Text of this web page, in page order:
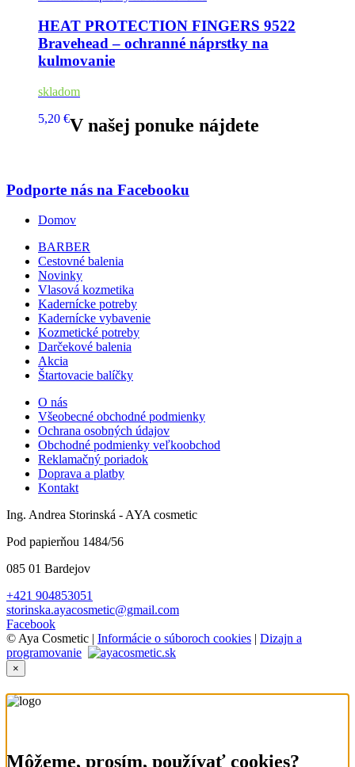
HEAT PROTECTION FINGERS 9522
Bravehead – ochranné náprstky na
kulmovanie
skladom
5,20 €V našej ponuke nájdete
Podporte nás na Facebooku
Domov
BARBER
Cestovné balenia
Novinky
Vlasová kozmetika
Kadernícke potreby
Kadernícke vybavenie
Kozmetické potreby
Darčekové balenia
Akcia
Štartovacie balíčky
O nás
Všeobecné obchodné podmienky
Ochrana osobných údajov
Obchodné podmienky veľkoobchod
Reklamačný poriadok
Doprava a platby
Kontakt
Ing. Andrea Storinská - AYA cosmetic
Pod papierňou 1484/56
085 01 Bardejov
+421 904853051
storinska.ayacosmetic@gmail.com
Facebook
© Aya Cosmetic | Informácie o súboroch cookies | Dizajn a
programovanie
×
Môžeme, prosím, používať cookies?